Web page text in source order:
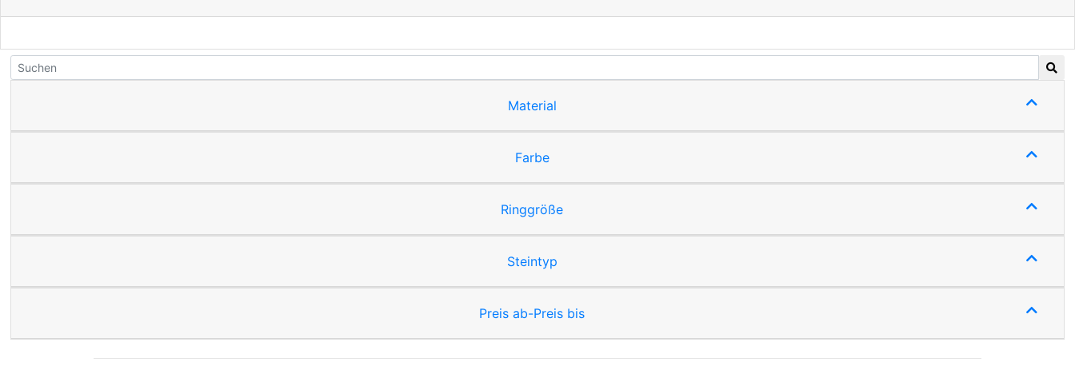
Material
Farbe
Ringgröße
Steintyp
Preis ab-Preis bis